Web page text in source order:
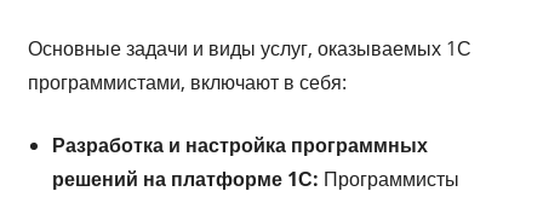
Основные задачи и виды услуг, оказываемых 1С
программистами, включают в себя:
Разработка и настройка программных
решений на платформе 1С: Программисты